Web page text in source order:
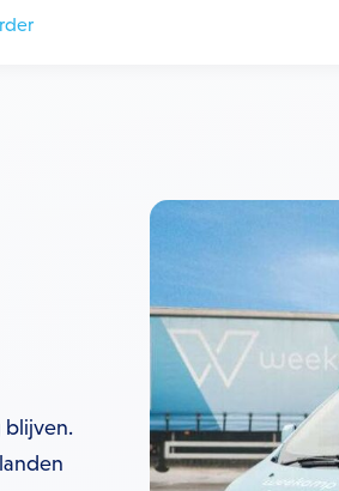
blijven.